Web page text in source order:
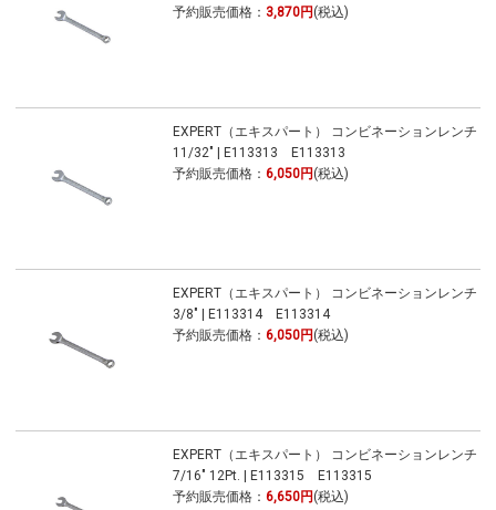
予約販売価格： 3,870円 (税込)
EXPERT（エキスパート） コンビネーションレンチ
11/32" | E113313 E113313
予約販売価格： 6,050円 (税込)
EXPERT（エキスパート） コンビネーションレンチ
3/8" | E113314 E113314
予約販売価格： 6,050円 (税込)
EXPERT（エキスパート） コンビネーションレンチ
7/16" 12Pt. | E113315 E113315
予約販売価格： 6,650円 (税込)